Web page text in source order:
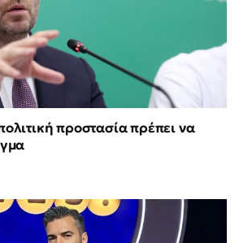
προστασία πρέπει να